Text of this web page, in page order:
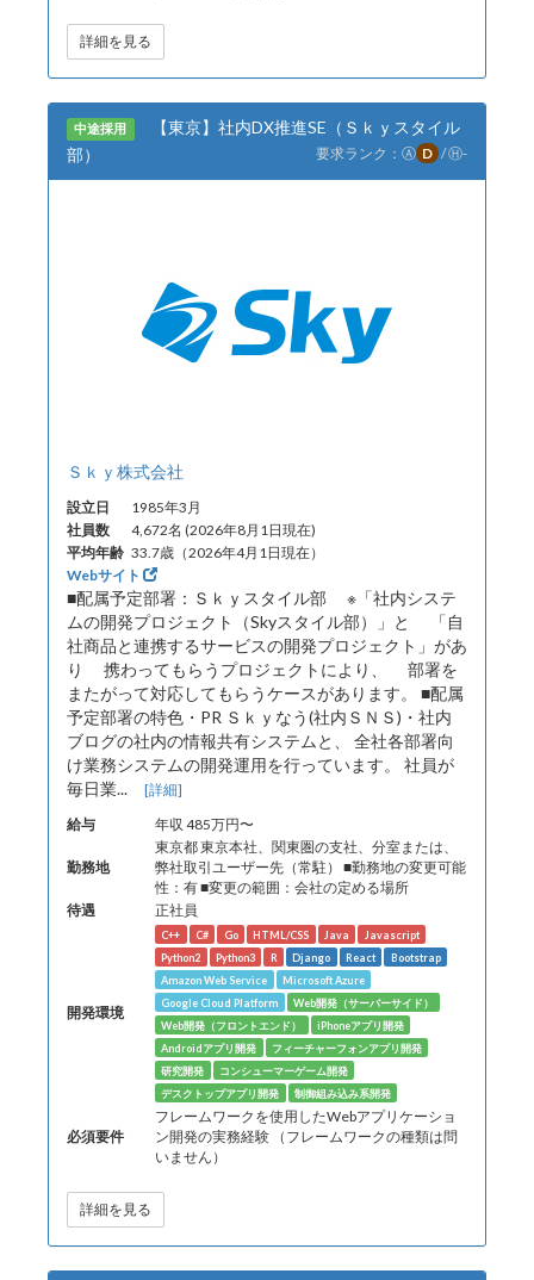
詳細を見る
中途採用
【東京】社内DX推進SE（Ｓｋｙスタイル
部）
要求ランク： Ⓐ D /Ⓗ-
Ｓｋｙ株式会社
設立日
1985年3月
社員数
4,672名 (2026年8月1日現在)
平均年齢 33.7歳（2026年4月1日現在）
Webサイト
■配属予定部署：Ｓｋｙスタイル部 ※「社内システ
ムの開発プロジェクト（Skyスタイル部）」と 「自
社商品と連携するサービスの開発プロジェクト」があ
り 携わってもらうプロジェクトにより、 部署を
またがって対応してもらうケースがあります。 ■配属
予定部署の特色・PR Ｓｋｙなう(社内ＳＮＳ)・社内
ブログの社内の情報共有システムと、 全社各部署向
け業務システムの開発運用を行っています。 社員が
毎日業... [詳細]
給与
年収 485万円〜
勤務地
東京都 東京本社、関東圏の支社、分室または、
弊社取引ユーザー先（常駐） ■勤務地の変更可能
性：有 ■変更の範囲：会社の定める場所
待遇
正社員
開発環境
C++ C# Go HTML/CSS Java
Javascript
Python2
Python3 R Django React
Bootstrap
Amazon Web Service
Microsoft Azure
Google Cloud Platform
Web開発（サーバーサイド）
Web開発（フロントエンド）
iPhoneアプリ開発
Androidアプリ開発
フィーチャーフォンアプリ開発
研究開発
コンシューマーゲーム開発
デスクトップアプリ開発
制御組み込み系開発
必須要件
フレームワークを使用したWebアプリケーショ
ン開発の実務経験 （フレームワークの種類は問
いません）
詳細を見る